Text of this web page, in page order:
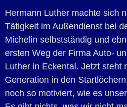
Hermann Luther machte sich
Tätigkeit im Außendienst bei
Michelin selbstständig und
ersten Weg der Firma Auto-
Luther in Eckental. Jetzt steht
Generation in den
noch so motiviert, wie es